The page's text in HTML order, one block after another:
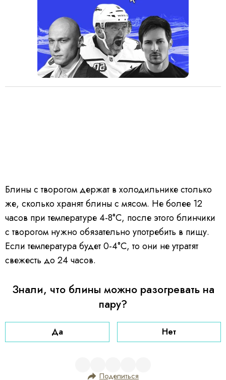
Блины с творогом держат в холодильнике столько
же, сколько хранят блины с мясом. Не более 12
часов при температуре 4-8°С, после этого блинчики
с творогом нужно обязательно употребить в пищу.
Если температура будет 0-4°С, то они не утратят
свежесть до 24 часов.
Знали, что блины можно разогревать на
пару?
Да Нет
Поделиться